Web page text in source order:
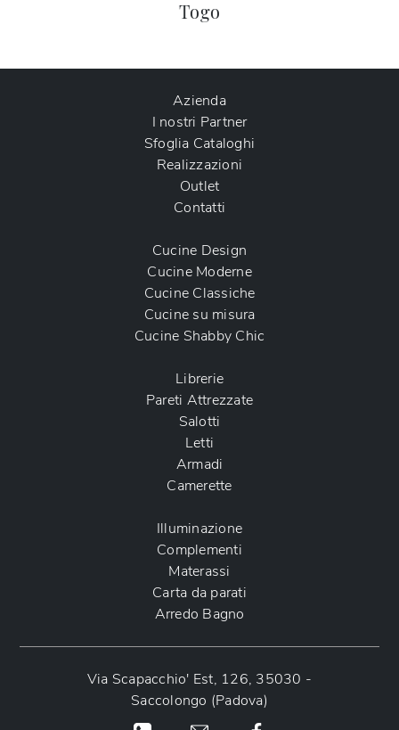
Togo
Azienda
I nostri Partner
Sfoglia Cataloghi
Realizzazioni
Outlet
Contatti
Cucine Design
Cucine Moderne
Cucine Classiche
Cucine su misura
Cucine Shabby Chic
Librerie
Pareti Attrezzate
Salotti
Letti
Armadi
Camerette
Illuminazione
Complementi
Materassi
Carta da parati
Arredo Bagno
Via Scapacchio' Est, 126, 35030 -
Saccolongo (Padova)